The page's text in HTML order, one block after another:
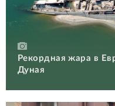
Рекордная жара в
Дуная